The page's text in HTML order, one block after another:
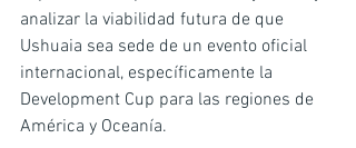
analizar la viabilidad futura de que
Ushuaia sea sede de un evento oficial
internacional, específicamente la
Development Cup para las regiones de
América y Oceanía.